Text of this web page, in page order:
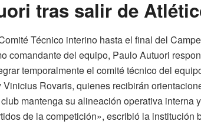
tras salir de
Técnico interino hasta el final del
comandante del equipo, Paulo Autuori
temporalmente el comité técnico del
Rovaris, quienes recibirán
mantenga su alineación operativa interna
de la competición», escribió la institución